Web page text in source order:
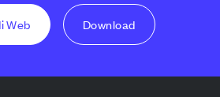
Web Download